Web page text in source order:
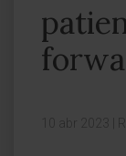
10 abr 2023